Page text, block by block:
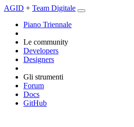
AGID + Team Digitale
Piano Triennale
Le community
Developers
Designers
Gli strumenti
Forum
Docs
GitHub